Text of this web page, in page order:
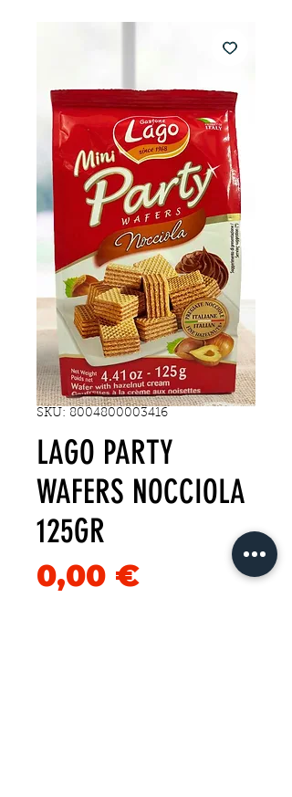
SKU: 8004800003416
LAGO PARTY
WAFERS NOCCIOLA
125GR
0,00 €Precio